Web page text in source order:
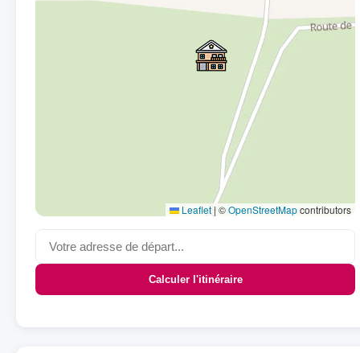
Leaflet |©OpenStreetMapcontributors
Calculer l'itinéraire